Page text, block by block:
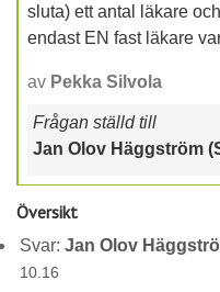
sluta) ett antal läkare
endast EN fast läkare
av Pekka Silvola
Frågan ställd till
Jan Olov Häggström
Översikt
Svar:Jan Olov
10.16